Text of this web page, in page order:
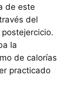
de este
del
la
de calorías
practicado